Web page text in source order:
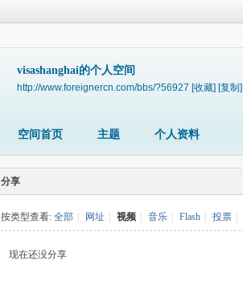
visashanghai的个人空间
http://www.foreignercn.com/bbs/?56927 [收藏] [复制]
空间首页 主题 个人资料
分享
按类型查看: 全部 网址 视频 音乐 Flash 投票
现在还没分享